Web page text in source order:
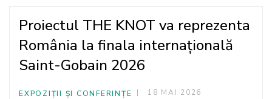
Proiectul THE KNOT va reprezenta
România la finala internațională
Saint-Gobain 2026
EXPOZIȚII ȘI CONFERINȚE
18 MAI 2026